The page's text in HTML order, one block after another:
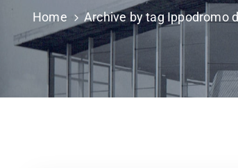
Home Archive by tag Ippodromo